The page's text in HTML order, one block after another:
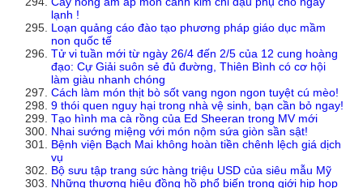
lạnh !
Loạn quảng cáo đào tạo phương pháp giáo dục mầm
non quốc tế
Tử vi tuần mới từ ngày 26/4 đến 2/5 của 12 cung hoàng
đạo: Cự Giải suôn sẻ đủ đường, Thiên Bình có cơ hội
làm giàu nhanh chóng
Cách làm món thịt bò sốt vang ngon ngon tuyệt cú mèo!
9 thói quen nguy hại trong nhà vệ sinh, bạn cần bỏ ngay!
Tạo hình ma cà rồng của Ed Sheeran trong MV mới
Nhai sướng miệng với món nộm sứa giòn sần sật!
Bệnh viện Bạch Mai không hoàn tiền chênh lệch giá dịch
vụ
Bộ sưu tập trang sức hàng triệu USD của siêu mẫu Mỹ
Những thương hiệu đồng hồ phổ biến trong giới hip hop